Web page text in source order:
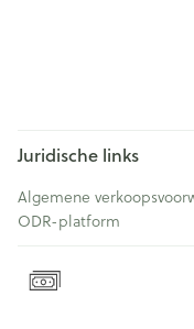
Juridische links
Algemene
ODR-platform